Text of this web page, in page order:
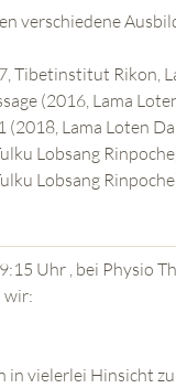
verschiedene
Rikon,
(2016, Lama
Lama Loten
Lobsang
Lobsang
Uhr , bei Physio
wir:
in vielerlei Hinsicht